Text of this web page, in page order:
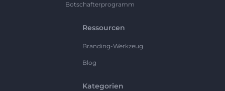
Botschafterprogramm
Ressourcen
Branding-Werkzeug
Blog
Kategorien